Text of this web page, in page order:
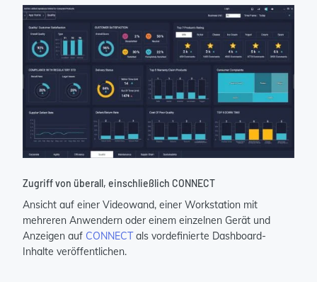
Zugriff von überall, einschließlich CONNECT
Ansicht auf einer Videowand, einer Workstation mit
mehreren Anwendern oder einem einzelnen Gerät und
Anzeigen auf CONNECTals vordefinierte Dashboard-
Inhalte veröffentlichen.